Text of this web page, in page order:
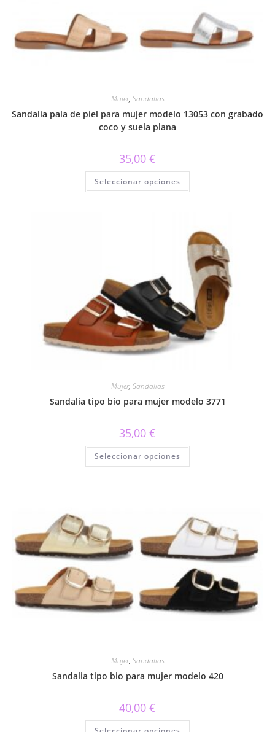
Mujer, Sandalias
Sandalia pala de piel para mujer modelo 13053 con grabado
coco y suela plana
35,00 €
Seleccionar opciones
Este
tiene
se
pueden
elegir
en
la
página
de
producto
Mujer, Sandalias
Sandalia tipo bio para mujer modelo 3771
35,00 €
Seleccionar opciones
Este
tiene
pueden
elegir
en
página
de
producto
Mujer, Sandalias
Sandalia tipo bio para mujer modelo 420
40,00 €
Este